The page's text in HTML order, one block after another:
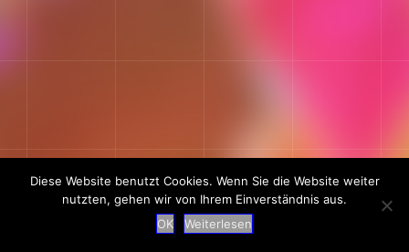
Diese Website benutzt Cookies. Wenn Sie die Website weiter
nutzten, gehen wir von Ihrem Einverständnis aus.
OK
Weiterlesen